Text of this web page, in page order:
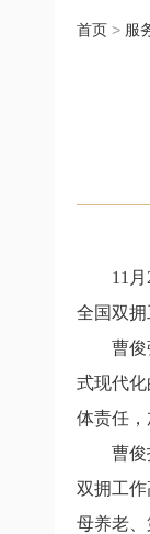
首页 > 服
11
全国双
曹
式现代
体责任
曹
双拥工
母养老